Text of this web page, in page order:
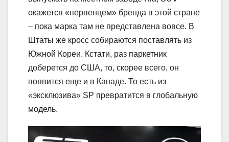
окажется «первенцем» бренда в этой стране
– пока марка там не представлена вовсе. В
Штаты же кросс собираются поставлять из
Южной Кореи. Кстати, раз паркетник
доберется до США, то, скорее всего, он
появится еще и в Канаде. То есть из
«эксклюзива» SP превратится в глобальную
модель.